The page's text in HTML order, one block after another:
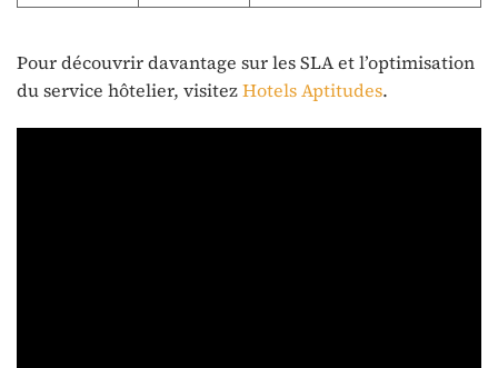
Pour découvrir davantage sur les SLA et l’optimisation
du service hôtelier, visitezHotels Aptitudes.